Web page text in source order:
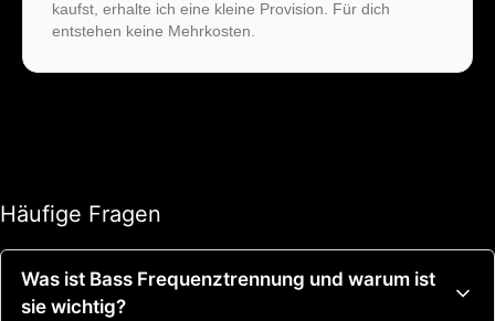
kaufst, erhalte ich eine kleine Provision. Für dich
entstehen keine Mehrkosten.
Häufige Fragen
Was ist Bass Frequenztrennung und warum ist
sie wichtig?